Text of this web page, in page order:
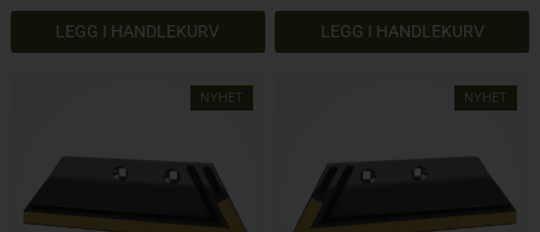
NYHET NYHET